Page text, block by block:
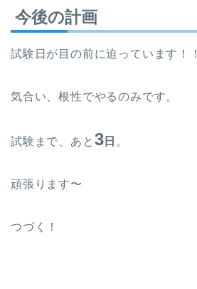
今後の計画
試験日が目の前に迫っています！！
気合い、根性でやるのみです。
試験まで、あと 3 日 。
頑張ります〜
つづく！